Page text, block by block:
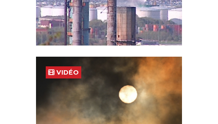
VIDÉO